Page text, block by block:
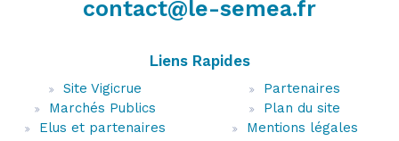
contact@le-semea.fr
Liens Rapides
Site Vigicrue
Marchés Publics
Elus et partenaires
Partenaires
Plan du site
Mentions légales